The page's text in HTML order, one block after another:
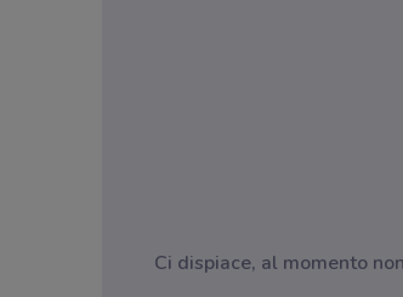
Ci dispiace, al momento